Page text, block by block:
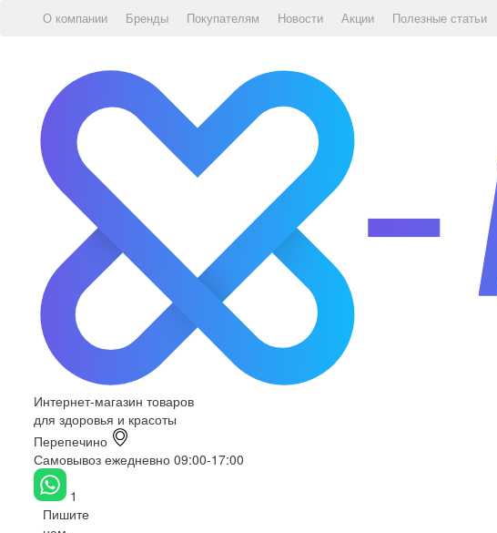
О компании Бренды Покупателям Новости Акции Полезные статьи
Интернет-магазин товаров
для здоровья и красоты
Перепечино
Самовывоз ежедневно 09:00-17:00
1
Пишите